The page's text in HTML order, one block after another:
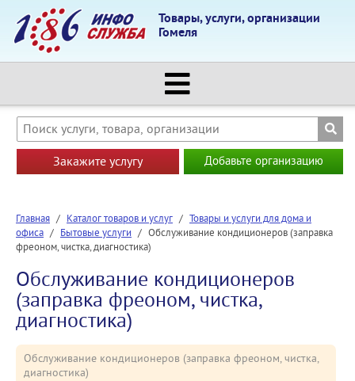
Товары, услуги, организации
Гомеля
Закажите услугу Добавьте организацию
Главная / Каталог товаров и услуг / Товары и услуги для дома и
офиса / Бытовые услуги / Обслуживание кондиционеров (заправка
фреоном, чистка, диагностика)
Обслуживание кондиционеров
(заправка фреоном, чистка,
диагностика)
Обслуживание кондиционеров (заправка фреоном, чистка,
диагностика)